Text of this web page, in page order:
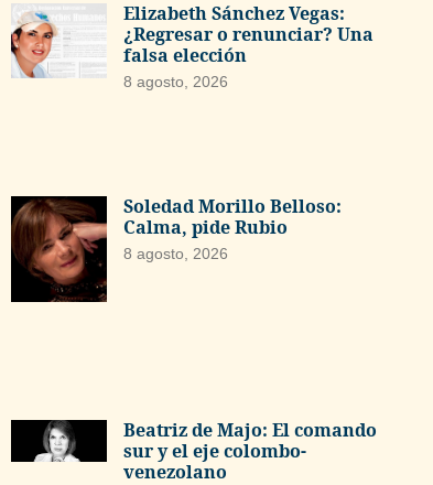
Elizabeth Sánchez Vegas:
¿Regresar o renunciar? Una
falsa elección
8 agosto, 2026
Soledad Morillo Belloso:
Calma, pide Rubio
8 agosto, 2026
Beatriz de Majo: El comando
sur y el eje colombo-
venezolano